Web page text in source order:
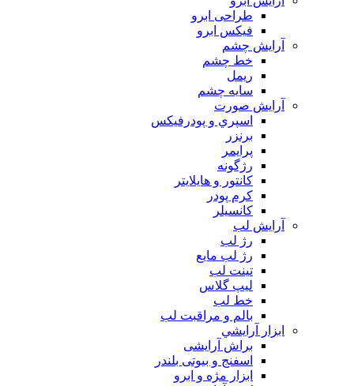
طراحی ابرو
فیکس ابرو
آرايش چشم
خط چشم
ريمل
سايه چشم
آرايش صورت
اسپري و پودرفيكس
برنزر
پرايمر
رژگونه
كانتور و هايلايتر
كرم پودر
كانسيلر
آرايش لب
رژ لب
رژ لب مایع
تینت لب
لیپ گلاس
خط لب
بالم و مراقبت لب
ابزار آرايشي
براش آرایشی
اسفنج و بیوتی بلندر
ابزار مژه و ابرو